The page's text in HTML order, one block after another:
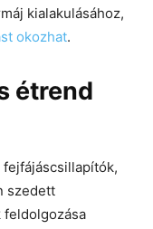
kialakulásához,
okozhat.
étrend
szedett